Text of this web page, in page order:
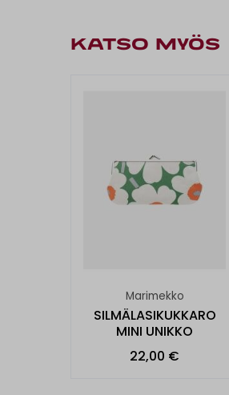
KATSO MYÖS
Marimekko
SILMÄLASIKUKKARO
MINI UNIKKO
22,00 €